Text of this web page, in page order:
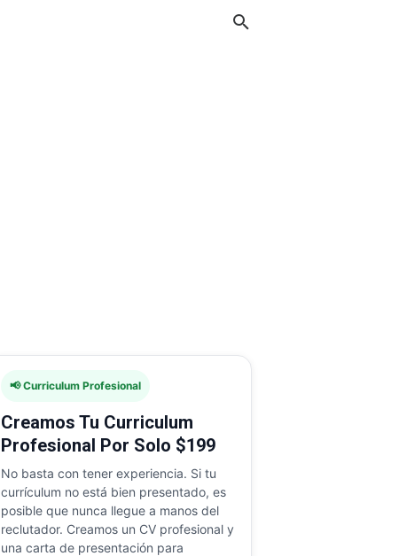
📢 Curriculum Profesional
Creamos Tu Curriculum
Profesional Por Solo $199
No basta con tener experiencia. Si tu
currículum no está bien presentado, es
posible que nunca llegue a manos del
reclutador. Creamos un CV profesional y
una carta de presentación para